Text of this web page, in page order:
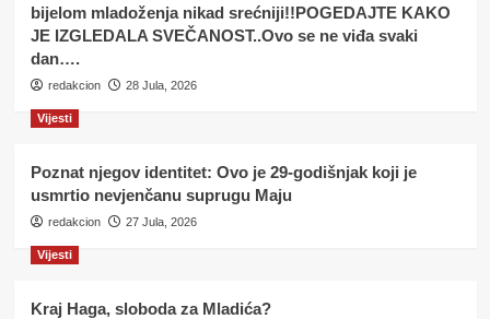
bijelom mladoženja nikad srećniji!!POGEDAJTE KAKO
JE IZGLEDALA SVEČANOST..Ovo se ne viđa svaki
dan….
redakcion 28 Jula, 2026
Vijesti
Poznat njegov identitet: Ovo je 29-godišnjak koji je
usmrtio nevjenčanu suprugu Maju
redakcion 27 Jula, 2026
Vijesti
Kraj Haga, sloboda za Mladića?